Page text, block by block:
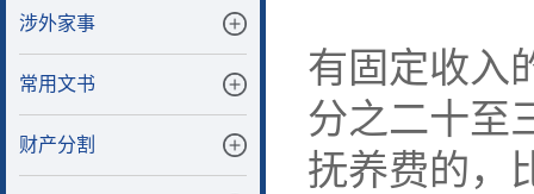
涉外家事
常用文书
财产分割
有固定收入
分之二十至
抚养费的，